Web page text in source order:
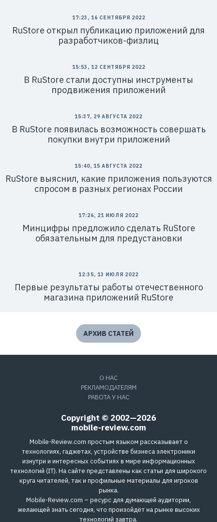
17:23, 16 СЕНТЯБРЯ 2022
RuStore открыл публикацию приложений для
разработчиков-физлиц
15:53, 12 СЕНТЯБРЯ 2022
В RuStore стали доступны инструменты
продвижения приложений
15:37, 29 АВГУСТА 2022
В RuStore появилась возможность совершать
покупки внутри приложений
15:40, 15 АВГУСТА 2022
RuStore выяснил, какие приложения пользуются
спросом в разных регионах России
17:26, 21 ИЮЛЯ 2022
Минцифры предложило сделать RuStore
обязательным для предустановки
12:35, 13 ИЮЛЯ 2022
Первые результаты работы отечественного
магазина приложений RuStore
АРХИВ СТАТЕЙ
О НАС
РЕКЛАМОДАТЕЛЯМ
РАБОТА У НАС
Copyright © 2002—2026
mobile-review.com
Mobile-Review.com простым языком рассказывает о
технологиях, гаджетах, устройстве бизнеса электроники
изнутри и интересных событиях в мире информационных
технологий (IT). На сайте представлены как статьи для широкого
круга читателей, так и профильные материалы для игроков
рынка.
Mobile-Review.com – ресурс для думающей аудитории,
желающей знать сегодня, что произойдёт на рынке высоких
технологий завтра.